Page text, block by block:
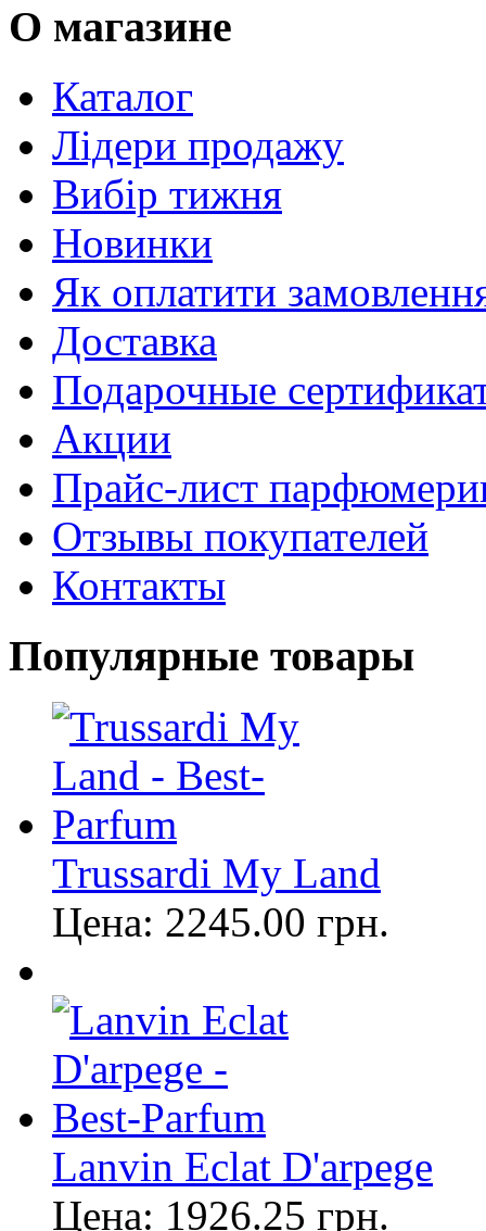
О магазине
Каталог
Лідери продажу
Вибір тижня
Новинки
Як оплатити
Доставка
Подарочные
Акции
Прайс-лист
Отзывы покупателей
Контакты
Популярные товары
Trussardi My Land
Цена: 2245.00 грн.
Lanvin Eclat D'arpege
Цена: 1926.25 грн.